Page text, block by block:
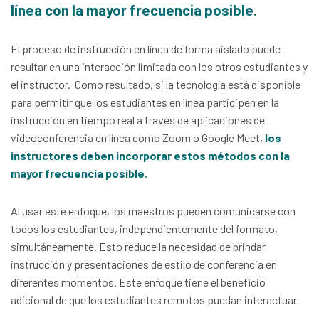
línea con la mayor frecuencia posible.
El proceso de instrucción en línea de forma aislado puede
resultar en una interacción limitada con los otros estudiantes y
el instructor. Como resultado, si la tecnología está disponible
para permitir que los estudiantes en línea participen en la
instrucción en tiempo real a través de aplicaciones de
videoconferencia en línea como Zoom o Google Meet, los
instructores deben incorporar estos métodos con la
mayor frecuencia posible.
Al usar este enfoque, los maestros pueden comunicarse con
todos los estudiantes, independientemente del formato,
simultáneamente. Esto reduce la necesidad de brindar
instrucción y presentaciones de estilo de conferencia en
diferentes momentos. Este enfoque tiene el beneficio
adicional de que los estudiantes remotos puedan interactuar